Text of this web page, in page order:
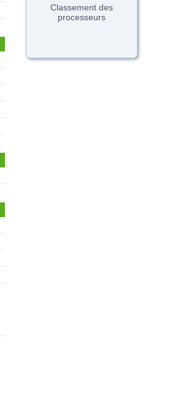
Classement des
processeurs